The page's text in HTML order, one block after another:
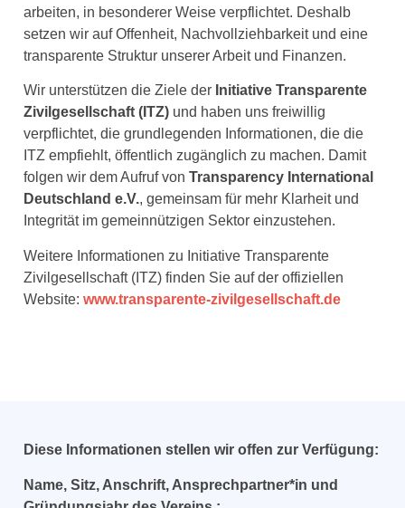
arbeiten, in besonderer Weise verpflichtet. Deshalb
setzen wir auf Offenheit, Nachvollziehbarkeit und eine
transparente Struktur unserer Arbeit und Finanzen.
Wir unterstützen die Ziele der Initiative Transparente
Zivilgesellschaft (ITZ) und haben uns freiwillig
verpflichtet, die grundlegenden Informationen, die die
ITZ empfiehlt, öffentlich zugänglich zu machen. Damit
folgen wir dem Aufruf von Transparency International
Deutschland e.V., gemeinsam für mehr Klarheit und
Integrität im gemeinnützigen Sektor einzustehen.
Weitere Informationen zu Initiative Transparente
Zivilgesellschaft (ITZ) finden Sie auf der offiziellen
Website: www.transparente-zivilgesellschaft.de
Diese Informationen stellen wir offen zur Verfügung:
Name, Sitz, Anschrift, Ansprechpartner*in und